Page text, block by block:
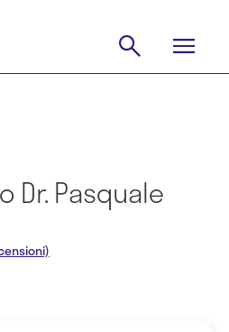
Dr. Pasquale